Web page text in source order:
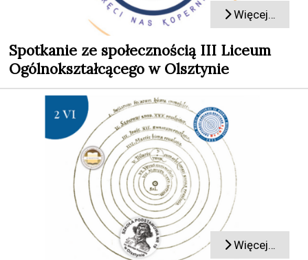
Spotkanie ze społecznością III Liceum
Ogólnokształcącego w Olsztynie
Więcej…
Więcej…